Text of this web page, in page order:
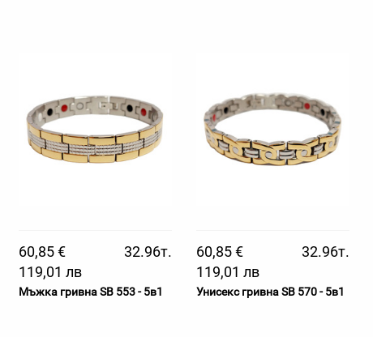
60,85 €
32.96т.
119,01 лв
Мъжка гривна SB 553 - 5в1
60,85 €
32.96т.
119,01 лв
Унисекс гривна SB 570 - 5в1